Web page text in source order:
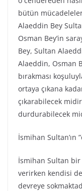
bütün
Alaeddin Bey
Osman Bey’in
Bey, Sultan
Alaeddin, Osman
bırakması
ortaya çıkana
çıkarabilecek
durdurabilecek
İsmihan Sultan’ın
İsmihan Sultan bir
verirken kendisi
devreye